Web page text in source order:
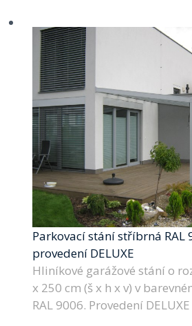
Parkovací stání stříbrná RAL
provedení DELUXE
Hliníkové garážové stání o
x 250 cm (š x h x v) v
RAL 9006. Provedení DELUXE